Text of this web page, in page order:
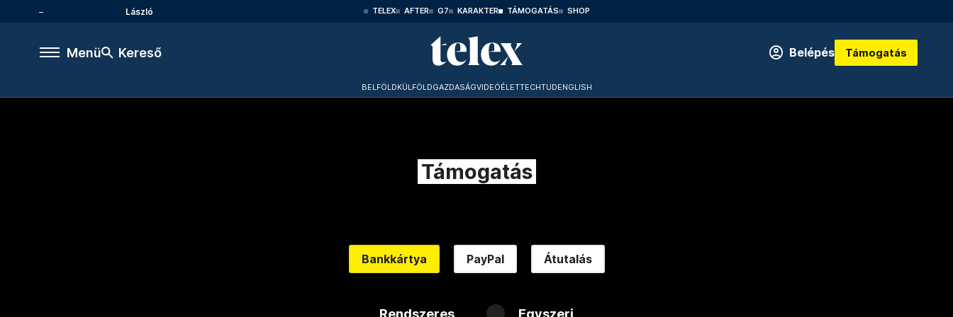
László TELEX AFTER G7 KARAKTER TÁMOGATÁS SHOP
Menü Kereső Belépés Támogatás
BELFÖLDKÜLFÖLDGAZDASÁGVIDEÓÉLETTECHTUDENGLISH
Támogatás
Bankkártya PayPal Átutalás
Rendszeres Egyszeri